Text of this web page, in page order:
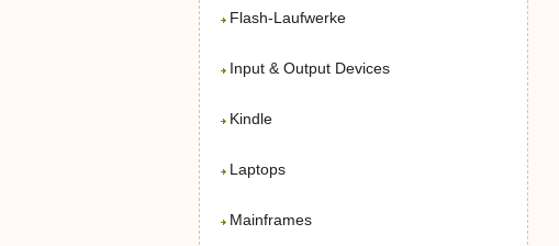
Flash-Laufwerke
Input & Output Devices
Kindle
Laptops
Mainframes